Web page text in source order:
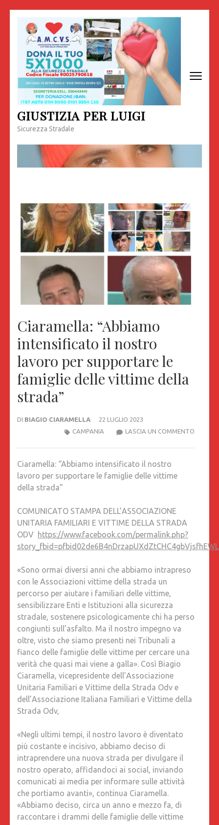
contenuto
(premi
invio)
GIUSTIZIA PER LUIGI
Sicurezza Stradale
Ciaramella: “Abbiamo
intensificato il nostro
lavoro per supportare le
famiglie delle vittime della
strada”
DI BIAGIO CIARAMELLA
22 LUGLIO 2023
LASCIA UN COMMENTO
DELLE
CAMPANIA
Ciaramella: “Abbiamo intensificato il nostro
lavoro per supportare le famiglie delle vittime
della strada”
COMUNICATO STAMPA DELL’ASSOCIAZIONE
UNITARIA FAMILIARI E VITTIME DELLA STRADA
ODV
https://www.facebook.com/permalink.php?
«Sono ormai diversi anni che abbiamo intrapreso
con le Associazioni vittime della strada un
percorso per aiutare i familiari delle vittime,
sensibilizzare Enti e Istituzioni alla sicurezza
stradale, sostenere psicologicamente chi ha perso
congiunti sull’asfalto. Ma il nostro impegno va
oltre, visto che siamo presenti nei Tribunali a
fianco delle famiglie delle vittime per cercare una
verità che quasi mai viene a galla». Così Biagio
Ciaramella, vicepresidente dell’Associazione
Unitaria Familiari e Vittime della Strada Odv e
dell’Associazione Italiana Familiari e Vittime della
Strada Odv,
«Negli ultimi tempi, il nostro lavoro è diventato
più costante e incisivo, abbiamo deciso di
intraprendere una nuova strada per divulgare il
nostro operato, affidandoci ai social, inviando
comunicati ai media per informare sulle attività
che portiamo avanti», continua Ciaramella.
«Abbiamo deciso, circa un anno e mezzo fa, di
raccontare i drammi delle famiglie delle vittime